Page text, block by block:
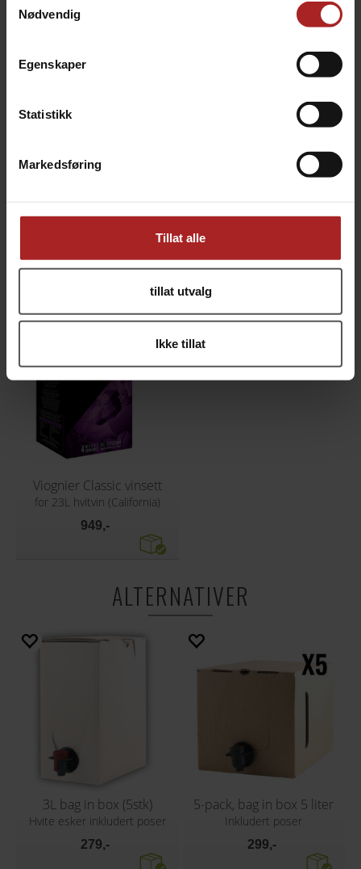
Nødvendig
Egenskaper
Statistikk
Markedsføring
Tillat alle
tillat utvalg
Ikke tillat
1 449,-
Merlot Reserve Vinsett
1 449,-
Riesling Classic vinsett
949,-
Viognier Classic vinsett
for 23L hvitvin (California)
949,-
ALTERNATIVER
3L bag in box (5stk)
Hvite esker inkludert poser
279,-
5-pack, bag in box 5 liter
Inkludert poser
299,-